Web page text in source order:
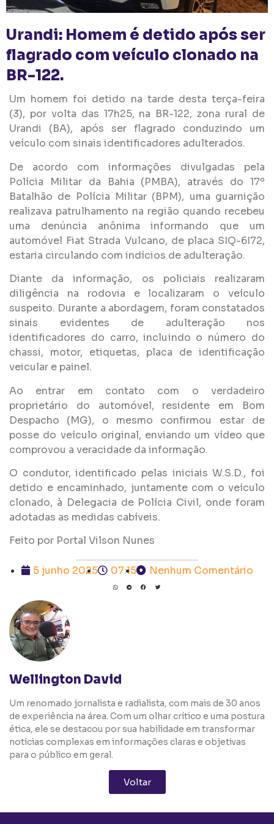
Urandi: Homem é detido após ser
flagrado com veículo clonado na
BR-122.
Um homem foi detido na tarde desta terça-feira
(3), por volta das 17h25, na BR-122, zona rural de
Urandi (BA), após ser flagrado conduzindo um
veículo com sinais identificadores adulterados.
De acordo com informações divulgadas pela
Polícia Militar da Bahia (PMBA), através do 17º
Batalhão de Polícia Militar (BPM), uma guarnição
realizava patrulhamento na região quando recebeu
uma denúncia anônima informando que um
automóvel Fiat Strada Vulcano, de placa SIQ-6I72,
estaria circulando com indícios de adulteração.
Diante da informação, os policiais realizaram
diligência na rodovia e localizaram o veículo
suspeito. Durante a abordagem, foram constatados
sinais evidentes de adulteração nos
identificadores do carro, incluindo o número do
chassi, motor, etiquetas, placa de identificação
veicular e painel.
Ao entrar em contato com o verdadeiro
proprietário do automóvel, residente em Bom
Despacho (MG), o mesmo confirmou estar de
posse do veículo original, enviando um vídeo que
comprovou a veracidade da informação.
O condutor, identificado pelas iniciais W.S.D., foi
detido e encaminhado, juntamente com o veículo
clonado, à Delegacia de Polícia Civil, onde foram
adotadas as medidas cabíveis.
Feito por Portal Vilson Nunes
5 junho 2025 07:15 Nenhum Comentário
Wellington David
Um renomado jornalista e radialista, com mais de 30 anos
de experiência na área. Com um olhar crítico e uma postura
ética, ele se destacou por sua habilidade em transformar
notícias complexas em informações claras e objetivas
para o público em geral.
Voltar